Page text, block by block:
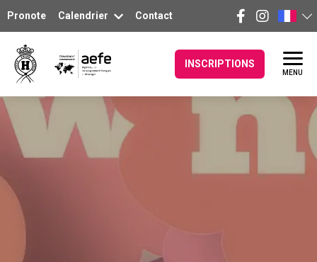
Pronote Calendrier Contact
INSCRIPTIONS
MENU